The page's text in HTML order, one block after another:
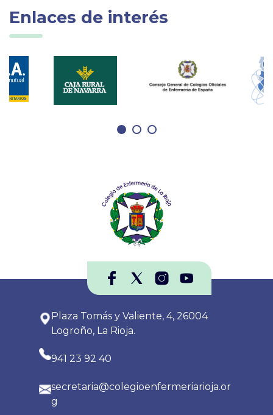
Enlaces de interés
Plaza Tomás y Valiente, 4, 26004
Logroño, La Rioja.
941 23 92 40
secretaria@colegioenfermeriarioja.or
g